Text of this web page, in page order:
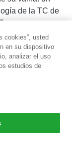
de la TC de
BL,
cookies”, usted
en su dispositivo
analizar el uso
estudios de